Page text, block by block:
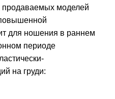
продаваемых моделей
для ношения в раннем
периоде
на груди: